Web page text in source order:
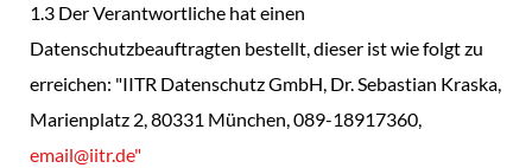
1.3 Der Verantwortliche hat einen
Datenschutzbeauftragten bestellt, dieser ist wie folgt zu
erreichen: "IITR Datenschutz GmbH, Dr. Sebastian Kraska,
Marienplatz 2, 80331 München, 089-18917360,
email@iitr.de"